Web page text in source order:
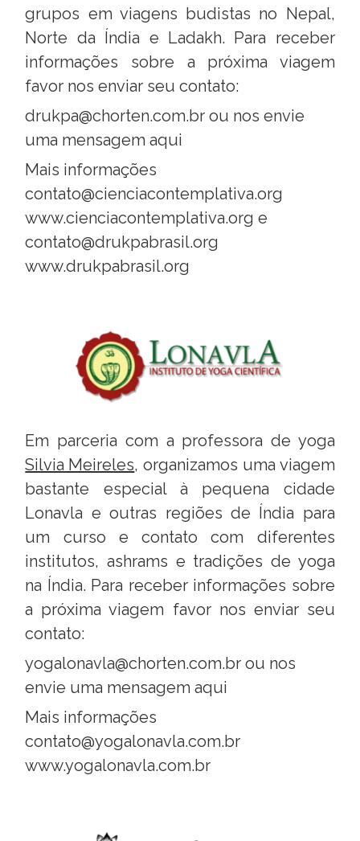
grupos em viagens budistas no Nepal,
Norte da Índia e Ladakh. Para receber
informações sobre a próxima viagem
favor nos enviar seu contato:
drukpa@chorten.com.br ou nos envie
uma mensagem aqui
Mais informações
contato@cienciacontemplativa.org
www.cienciacontemplativa.org e
contato@drukpabrasil.org
www.drukpabrasil.org
Em parceria com a professora de yoga
Silvia Meireles, organizamos uma viagem
bastante especial à pequena cidade
Lonavla e outras regiões de Índia para
um curso e contato com diferentes
institutos, ashrams e tradições de yoga
na Índia. Para receber informações sobre
a próxima viagem favor nos enviar seu
contato:
yogalonavla@chorten.com.br ou nos
envie uma mensagem aqui
Mais informações
contato@yogalonavla.com.br
www.yogalonavla.com.br